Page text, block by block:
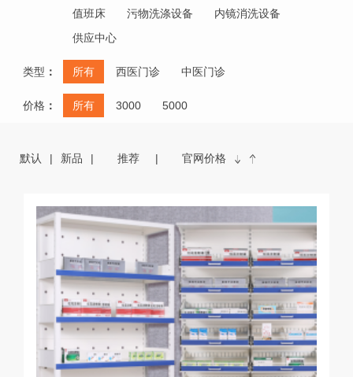
值班床
污物洗涤设备
内镜消洗设备
供应中心
类型 ： 所有 西医门诊 中医门诊
价格 ： 所有 3000 5000
默认 新品 推荐 官网价格